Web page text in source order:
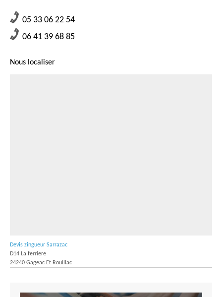
attente.
05 33 06 22 54
06 41 39 68 85
Nous localiser
Devis zingueur Sarrazac
D14 La ferriere
24240 Gageac Et Rouillac